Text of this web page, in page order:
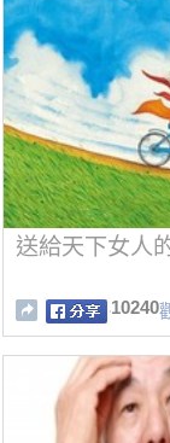
送給天下女人
10240